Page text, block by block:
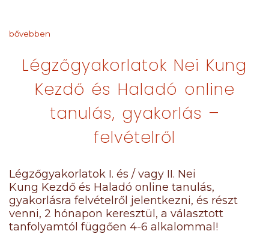
bővebben
Légzőgyakorlatok Nei Kung
Kezdő és Haladó online
tanulás, gyakorlás –
felvételről
Légzőgyakorlatok I. és / vagy II. Nei
Kung Kezdő és Haladó online tanulás,
gyakorlásra felvételről jelentkezni, és részt
venni, 2 hónapon keresztül, a választott
tanfolyamtól függően 4-6 alkalommal!